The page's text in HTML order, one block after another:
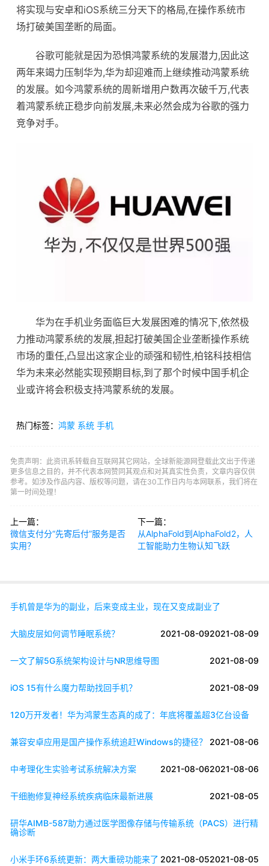
将实现与安卓和iOS系统三分天下的格局,在操作系统市
场打破美国垄断的局面。
谷歌可能就是因为恐惧鸿蒙系统的发展潜力,因此这
两年来竭力压制华为,华为却迎难而上继续推动鸿蒙系统
的发展。如今鸿蒙系统的周新增用户数再次破千万,代表
着鸿蒙系统正稳步向前发展,未来必然会成为谷歌的强力
竞争对手。
华为在手机业务面临巨大发展困难的情况下,依然极
力推动鸿蒙系统的发展,担起打破美国企业垄断操作系统
市场的重任,凸显出这家企业的顽强和韧性,柏铭科技相信
华为未来必然能实现预期目标,到了那个时候中国手机企
业或许将会积极支持鸿蒙系统的发展。
热门标签： 鸿蒙 系统 手机
免责声明：此资讯系转载自互联网其它网站，全球新能源网登载此文出于传递
更多信息之目的，并不代表本网赞同其观点和对其真实性负责，文章内容仅供
参考。如涉及作品内容、版权等问题，请在30工作日内与本网联系，我们将在
第一时间处理！
上一篇：
微信支付分“先寄后付”服务是否
实用？
下一篇：
从AlphaFold到AlphaFold2，人
工智能助力生物认知飞跃
手机曾是华为的副业，后来变成主业，现在又变成副业了
2021-08-09
大脑皮层如何调节睡眠系统？ 2021-08-09
一文了解5G系统架构设计与NR思维导图 2021-08-09
iOS 15有什么魔力帮助找回手机？ 2021-08-09
120万开发者！华为鸿蒙生态真的成了：年底将覆盖超3亿台设备
2021-08-06
兼容安卓应用是国产操作系统追赶Windows的捷径？
2021-08-06
中考理化生实验考试系统解决方案 2021-08-06
干细胞修复神经系统疾病临床最新进展 2021-08-05
研华AIMB-587助力通过医学图像存储与传输系统（PACS）进行精
确诊断
2021-08-05
小米手环6系统更新：两大重磅功能来了 2021-08-05